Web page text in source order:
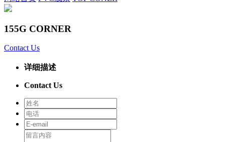
155G CORNER
Contact Us
详细描述
Contact Us